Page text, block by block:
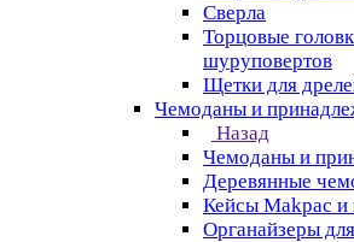
Сверла
Торцовые
шуруповертов
Щетки для
Чемоданы и
Назад
Чемоданы и
Деревянные
Кейсы Makpac
Органайзеры